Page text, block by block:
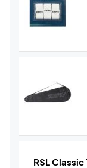
RSL Classic